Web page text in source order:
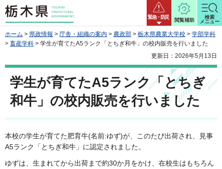
栃木県 緊急・防災
閲覧補助
検索
メニュー
ホーム > 県政情報 > 庁舎・組織の案内 > 農政部 > 栃木県農業大学校 > 学部学科
> 畜産学科 > 学生が育てたA5ランク「とちぎ和牛」の校内販売を行いました
更新日：2026年5月13日
学生が育てたA5ランク「とちぎ
和牛」の校内販売を行いました
本校の学生が育てた肥育牛(名前:ゆず)が、このたび出荷され、見事
A5ランク「とちぎ和牛」に認定されました。
ゆずは、生まれてから出荷まで約30か月をかけ、在校生はもちろん